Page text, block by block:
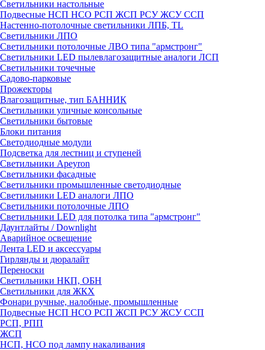
Светильники настольные
Подвесные НСП НСО РСП ЖСП РСУ ЖСУ ССП
Настенно-потолочные светильники ЛПБ, TL
Светильники ЛПО
Светильники потолочные ЛВО типа "армстронг"
Светильники LED пылевлагозащитные аналоги ЛСП
Светильники точечные
Садово-парковые
Прожекторы
Влагозащитные, тип БАННИК
Светильники уличные консольные
Светильники бытовые
Блоки питания
Светодиодные модули
Подсветка для лестниц и ступеней
Светильники Apeyron
Светильники фасадные
Светильники промышленные светодиодные
Светильники LED аналоги ЛПО
Светильники потолочные ЛПО
Светильники LED для потолка типа "армстронг"
Даунтлайты / Downlight
Аварийное освещение
Лента LED и аксессуары
Гирлянды и дюралайт
Переноски
Светильники НКП, ОБН
Светильники для ЖКХ
Фонари ручные, налобные, промышленные
Подвесные НСП НСО РСП ЖСП РСУ ЖСУ ССП
РСП, РПП
ЖСП
НСП, НСО под лампу накаливания